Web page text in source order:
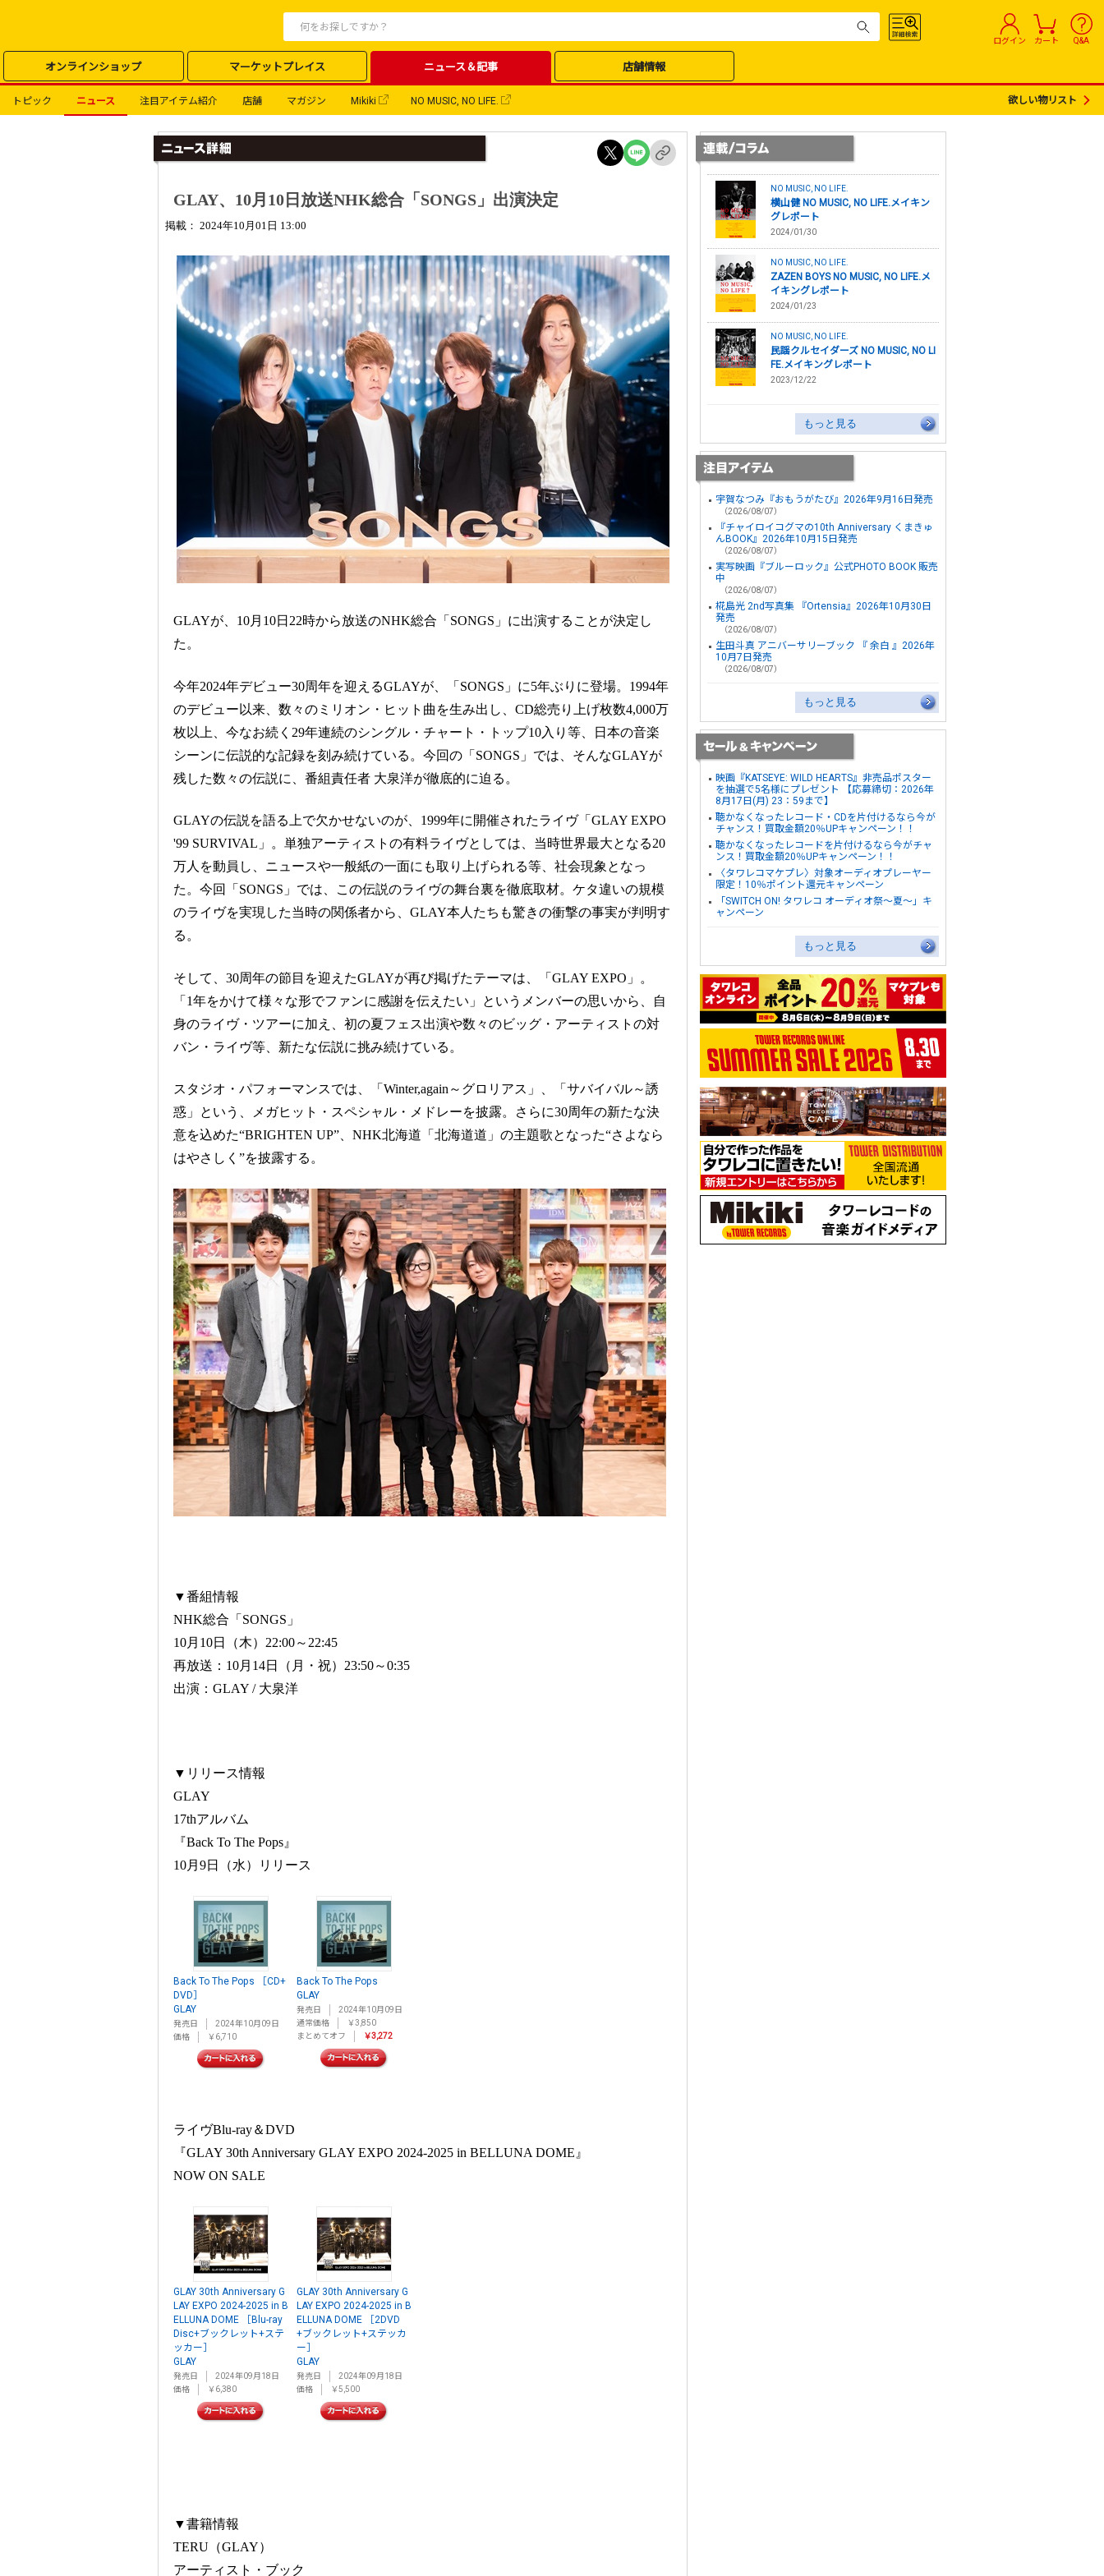
ログイン カート Q&A
オンラインショップ マーケットプレイス ニュース＆記事 店舗情報
トピック ニュース 注目アイテム紹介 店舗 マガジン Mikiki NO MUSIC, NO LIFE. 欲しい物リスト
GLAY、10月10日放送NHK総合「SONGS」出演決定
掲載： 2024年10月01日 13:00
GLAYが、10月10日22時から放送のNHK総合「SONGS」に出演することが決定し
た。
今年2024年デビュー30周年を迎えるGLAYが、「SONGS」に5年ぶりに登場。1994年
のデビュー以来、数々のミリオン・ヒット曲を生み出し、CD総売り上げ枚数4,000万
枚以上、今なお続く29年連続のシングル・チャート・トップ10入り等、日本の音楽
シーンに伝説的な記録を刻み続けている。今回の「SONGS」では、そんなGLAYが
残した数々の伝説に、番組責任者 大泉洋が徹底的に迫る。
GLAYの伝説を語る上で欠かせないのが、1999年に開催されたライヴ「GLAY EXPO
'99 SURVIVAL」。単独アーティストの有料ライヴとしては、当時世界最大となる20
万人を動員し、ニュースや一般紙の一面にも取り上げられる等、社会現象となっ
た。今回「SONGS」では、この伝説のライヴの舞台裏を徹底取材。ケタ違いの規模
のライヴを実現した当時の関係者から、GLAY本人たちも驚きの衝撃の事実が判明す
る。
そして、30周年の節目を迎えたGLAYが再び掲げたテーマは、「GLAY EXPO」。
「1年をかけて様々な形でファンに感謝を伝えたい」というメンバーの思いから、自
身のライヴ・ツアーに加え、初の夏フェス出演や数々のビッグ・アーティストの対
バン・ライヴ等、新たな伝説に挑み続けている。
スタジオ・パフォーマンスでは、「Winter,again～グロリアス」、「サバイバル～誘
惑」という、メガヒット・スペシャル・メドレーを披露。さらに30周年の新たな決
意を込めた“BRIGHTEN UP”、NHK北海道「北海道道」の主題歌となった“さよなら
はやさしく”を披露する。
▼番組情報
NHK総合「SONGS」
10月10日（木）22:00～22:45
再放送：10月14日（月・祝）23:50～0:35
出演：GLAY / 大泉洋
▼リリース情報
GLAY
17thアルバム
『Back To The Pops』
10月9日（水）リリース
Back To The Pops ［CD+
DVD］
GLAY
発売日
2024年10月09日
価格
￥6,710
Back To The Pops
GLAY
発売日
2024年10月09日
通常価格
￥3,850
まとめてオフ
￥3,272
ライヴBlu-ray＆DVD
『GLAY 30th Anniversary GLAY EXPO 2024-2025 in BELLUNA DOME』
NOW ON SALE
GLAY 30th Anniversary G
LAY EXPO 2024-2025 in B
ELLUNA DOME ［Blu-ray
Disc+ブックレット+ステ
ッカー］
GLAY
発売日
2024年09月18日
価格
￥6,380
GLAY 30th Anniversary G
LAY EXPO 2024-2025 in B
ELLUNA DOME ［2DVD
+ブックレット+ステッカ
ー］
GLAY
発売日
2024年09月18日
価格
￥5,500
▼書籍情報
TERU（GLAY）
アーティスト・ブック
NO MUSIC, NO LIFE.
横山健 NO MUSIC, NO LIFE.メイキン
グレポート
2024/01/30
NO MUSIC, NO LIFE.
ZAZEN BOYS NO MUSIC, NO LIFE.メ
イキングレポート
2024/01/23
NO MUSIC, NO LIFE.
民謡クルセイダーズ NO MUSIC, NO LI
FE.メイキングレポート
2023/12/22
もっと見る
宇賀なつみ『おもうがたび』2026年9月16日発売
（2026/08/07）
『チャイロイコグマの10th Anniversary くまきゅ
んBOOK』2026年10月15日発売
（2026/08/07）
実写映画『ブルーロック』公式PHOTO BOOK 販売
中
（2026/08/07）
椛島光 2nd写真集 『Ortensia』2026年10月30日
発売
（2026/08/07）
生田斗真 アニバーサリーブック 『 余白 』2026年
10月7日発売
（2026/08/07）
もっと見る
映画『KATSEYE: WILD HEARTS』非売品ポスター
を抽選で5名様にプレゼント 【応募締切：2026年
8月17日(月) 23：59まで】
聴かなくなったレコード・CDを片付けるなら今が
チャンス！買取金額20％UPキャンペーン！！
聴かなくなったレコードを片付けるなら今がチャ
ンス！買取金額20％UPキャンペーン！！
〈タワレコマケプレ〉対象オーディオプレーヤー
限定！10％ポイント還元キャンペーン
「SWITCH ON! タワレコ オーディオ祭～夏～」キ
ャンペーン
もっと見る